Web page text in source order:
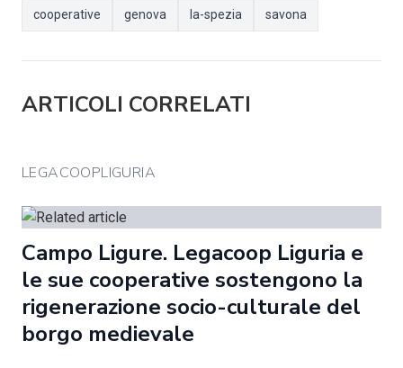
cooperative genova la-spezia savona
ARTICOLI CORRELATI
LEGACOOPLIGURIA
Campo Ligure. Legacoop Liguria e
le sue cooperative sostengono la
rigenerazione socio-culturale del
borgo medievale